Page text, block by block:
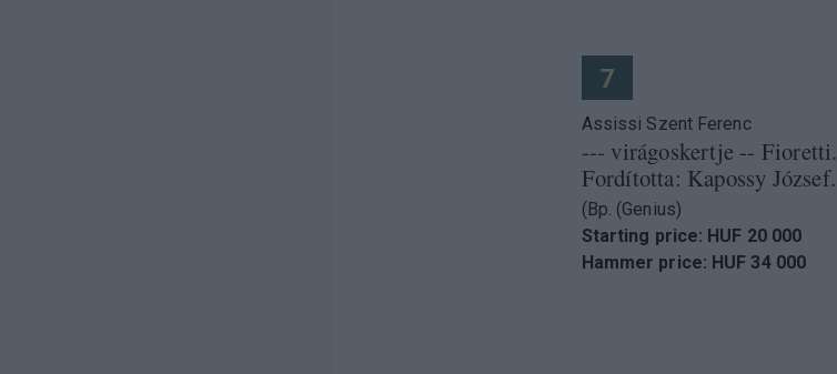
7
Assissi Szent Ferenc
--- virágoskertje -- Fioretti.
Fordította: Kapossy József.
(Bp. (Genius)
Starting price: HUF 20 000
Hammer price: HUF 34 000